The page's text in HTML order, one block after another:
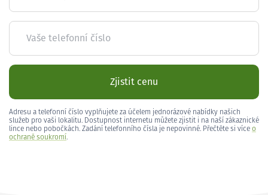
Vaše telefonní číslo
Zjistit cenu
Adresu a telefonní číslo vyplňujete za účelem jednorázové nabídky našich
služeb pro vaši lokalitu. Dostupnost internetu můžete zjistit i na naší zákaznické
lince nebo pobočkách. Zadání telefonního čísla je nepovinné. Přečtěte si více o
ochraně soukromí.